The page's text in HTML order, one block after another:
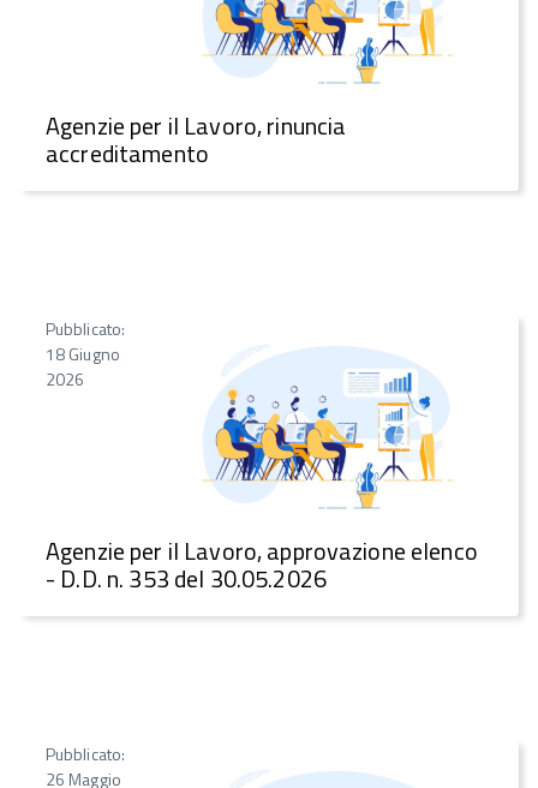
Agenzie per il Lavoro, rinuncia
accreditamento
Pubblicato:
18 Giugno
2026
Agenzie per il Lavoro, approvazione elenco
- D.D. n. 353 del 30.05.2026
Pubblicato:
26 Maggio